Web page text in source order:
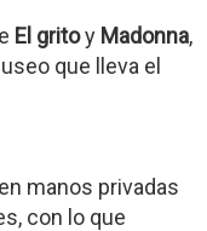
El gritoy Madonna,
que lleva el
manos privadas
con lo que